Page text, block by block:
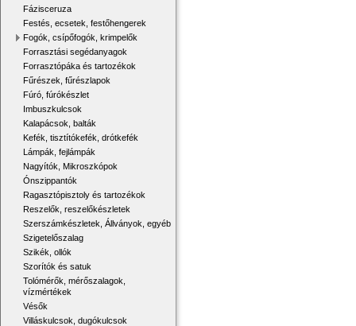
Fázisceruza
Festés, ecsetek, festőhengerek
Fogók, csípőfogók, krimpelők
Forrasztási segédanyagok
Forrasztópáka és tartozékok
Fűrészek, fűrészlapok
Fúró, fúrókészlet
Imbuszkulcsok
Kalapácsok, balták
Kefék, tisztítókefék, drótkefék
Lámpák, fejlámpák
Nagyítók, Mikroszkópok
Ónszippantók
Ragasztópisztoly és tartozékok
Reszelők, reszelőkészletek
Szerszámkészletek, Állványok, egyéb
Szigetelőszalag
Szikék, ollók
Szorítók és satuk
Tolómérők, mérőszalagok,
vízmértékek
Vésők
Villáskulcsok, dugókulcsok